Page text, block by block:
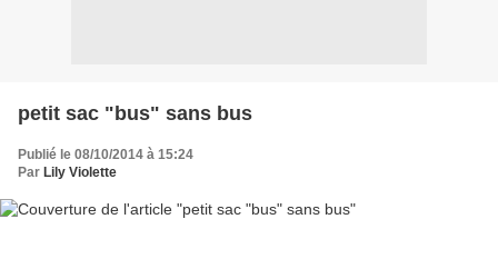
petit sac "bus" sans bus
Publié le 08/10/2014 à 15:24
Par Lily Violette